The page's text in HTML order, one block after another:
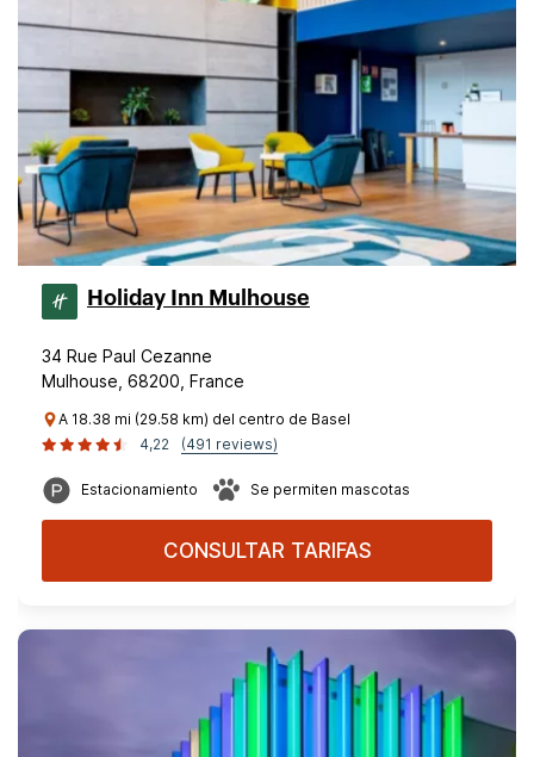
Holiday Inn Mulhouse
34 Rue Paul Cezanne
Mulhouse, 68200, France
A 18.38 mi (29.58 km) del centro de Basel
4,22
(491 reviews)
Estacionamiento Se permiten mascotas
CONSULTAR TARIFAS